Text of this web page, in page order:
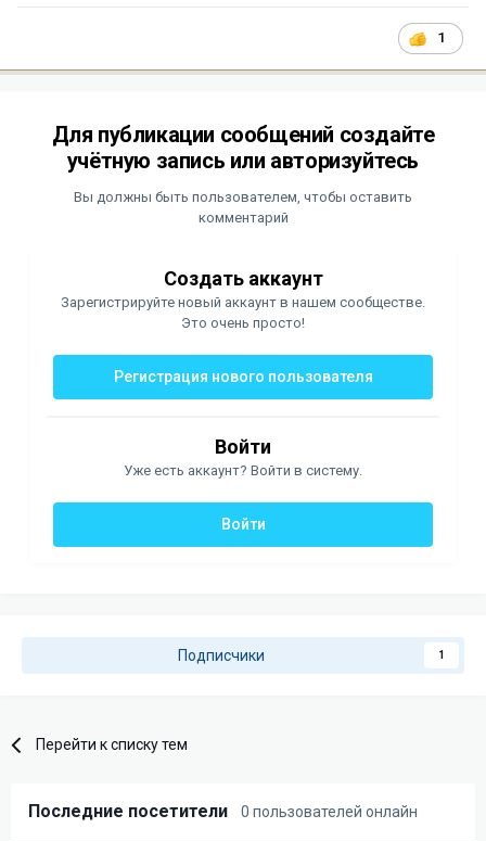
1
Для публикации сообщений создайте
учётную запись или авторизуйтесь
Вы должны быть пользователем, чтобы оставить
комментарий
Создать аккаунт
Зарегистрируйте новый аккаунт в нашем сообществе.
Это очень просто!
Регистрация нового пользователя
Войти
Уже есть аккаунт? Войти в систему.
Войти
Подписчики 1
Перейти к списку тем
Последние посетители 0 пользователей онлайн